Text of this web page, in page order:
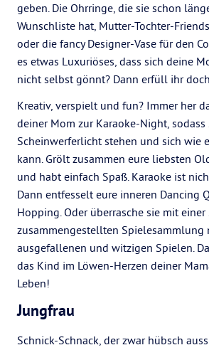
geben. Die Ohrringe, die sie schon
Wunschliste hat, Mutter-Tochter-
oder die fancy Designer-Vase für den
es etwas Luxuriöses, dass sich deine
nicht selbst gönnt? Dann erfüll ihr
Kreativ, verspielt und fun? Immer her
deiner Mom zur Karaoke-Night, sodass
Scheinwerferlicht stehen und sich wie
kann. Grölt zusammen eure liebsten
und habt einfach Spaß. Karaoke ist
Dann entfesselt eure inneren Dancing
Hopping. Oder überrasche sie mit
zusammengestellten Spielesammlung
ausgefallenen und witzigen Spielen.
das Kind im Löwen-Herzen deiner
Leben!
Jungfrau
Schnick-Schnack, der zwar hübsch